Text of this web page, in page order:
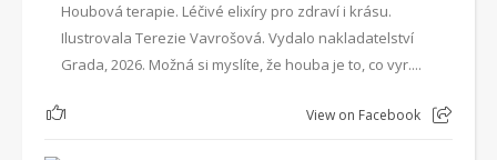
Houbová terapie. Léčivé elixíry pro zdraví i krásu.
Ilustrovala Terezie Vavrošová. Vydalo nakladatelství
Grada, 2026. Možná si myslíte, že houba je to, co vyr....
1 View on Facebook